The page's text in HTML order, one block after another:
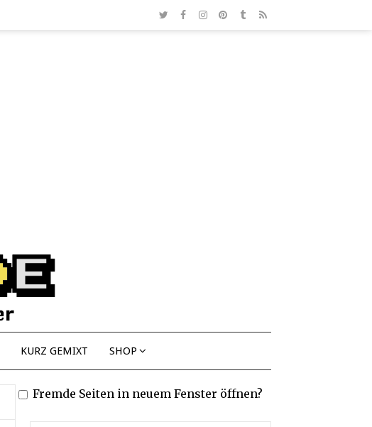
KURZ GEMIXT SHOP
Fremde Seiten in neuem Fenster öffnen?